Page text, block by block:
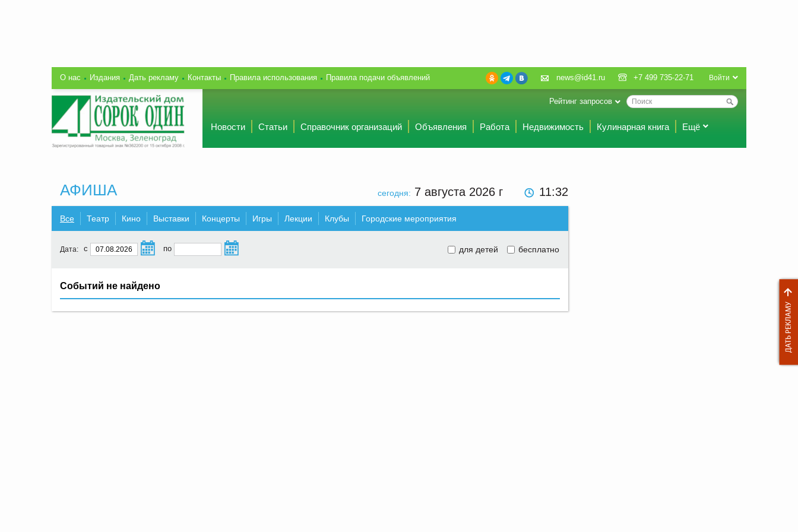
О нас Издания Дать рекламу Контакты Правила использования Правила подачи объявлений Войти
news@id41.ru +7 499 735-22-71
Рейтинг запросов
Новости Статьи Справочник организаций Объявления Работа Недвижимость Кулинарная книга Ещё
сегодня: 7 августа 2026 г 11:32
АФИША
Все Театр Кино Выставки Концерты Игры Лекции Клубы Городские мероприятия
для детей бесплатно
Дата: с по
Событий не найдено